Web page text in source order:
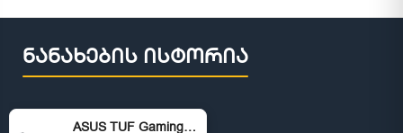
ნანახების ისტორია
ASUS TUF Gaming Z890-PLUS WiFi Z890 LGA1851